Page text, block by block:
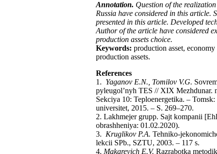
Annotation. Question of the
Russia have considered in this article.
presented in this article. Developed
Author of the article have considered
production assets choice.
Keywords: production asset,
production assets.
References
1. Yaganov E.N., Tomilov V.G.
pyleugol’nyh TES // XIX Mezhdunar.
Sekciya 10: Teploenergetika. –
universitet, 2015. – S. 269–270.
2. Lakhmejer grupp. Sajt kompanii
obrashheniya: 01.02.2020).
3. Kruglikov P.A. Tehniko-
lekcii SPb., SZTU, 2003. – 117 s.
4. Makarevich E.V. Razrabotka